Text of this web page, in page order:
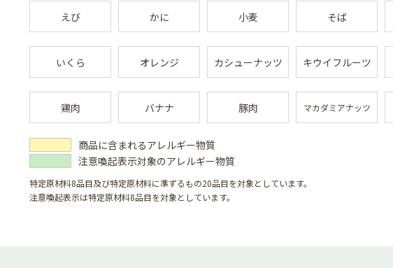
えび かに 小麦 そば
いくら オレンジ カシューナッツ キウイフルーツ
鶏肉 バナナ 豚肉 マカダミアナッツ
商品に含まれるアレルギー物質
注意喚起表示対象のアレルギー物質
特定原材料8品目及び特定原材料に準ずるもの20品目を対象としています。
注意喚起表示は特定原材料8品目を対象としています。